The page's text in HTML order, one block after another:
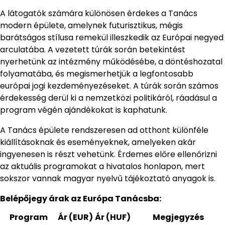
A látogatók számára különösen érdekes a Tanács
modern épülete, amelynek futurisztikus, mégis
barátságos stílusa remekül illeszkedik az Európai negyed
arculatába. A vezetett túrák során betekintést
nyerhetünk az intézmény működésébe, a döntéshozatal
folyamatába, és megismerhetjük a legfontosabb
európai jogi kezdeményezéseket. A túrák során számos
érdekesség derül ki a nemzetközi politikáról, ráadásul a
program végén ajándékokat is kaphatunk.
A Tanács épülete rendszeresen ad otthont különféle
kiállításoknak és eseményeknek, amelyeken akár
ingyenesen is részt vehetünk. Érdemes előre ellenőrizni
az aktuális programokat a hivatalos honlapon, mert
sokszor vannak magyar nyelvű tájékoztató anyagok is.
Belépőjegy árak az Európa Tanácsba:
Program
Ár (EUR) Ár (HUF)
Megjegyzés